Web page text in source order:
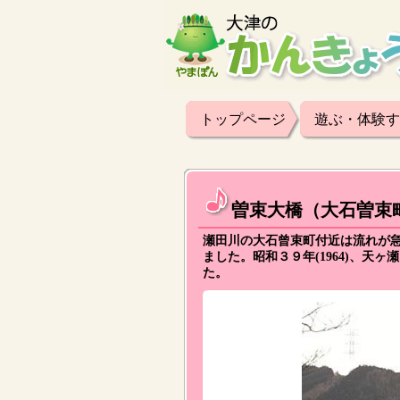
トップページ 遊ぶ・体験
曽束大橋（大石曽束
瀬田川の大石曾束町付近は流れが
ました。昭和３９年(1964)、天ヶ
た。